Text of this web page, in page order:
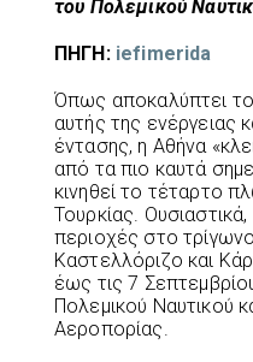
του Πολεμικού
ΠΗΓΗ: iefimerida
Όπως αποκαλύπτει
αυτής της ενέργειας
έντασης, η Αθήνα
από τα πιο καυτά
κινηθεί το τέταρτο
Τουρκίας.
περιοχές στο
Καστελλόριζο και
έως τις 7
Πολεμικού Ναυτικού
Αεροπορίας.